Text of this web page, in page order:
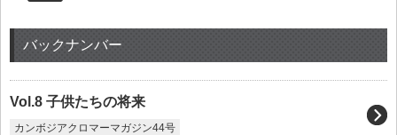
バックナンバー
Vol.8 子供たちの将来
カンボジアクロマーマガジン44号